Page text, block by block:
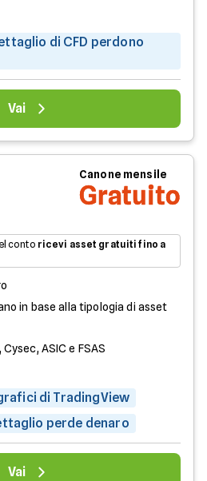
di CFD perdono
Vai
Canone mensile
Gratuito
conto ricevi asset gratuiti fino a
in base alla tipologia di asset
Cysec, ASIC e FSAS
di TradingView
perde denaro
Vai